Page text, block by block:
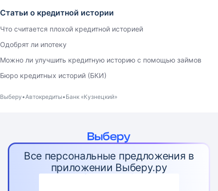
Статьи о кредитной истории
Что считается плохой кредитной историей
Одобрят ли ипотеку
Можно ли улучшить кредитную историю с помощью займов
Бюро кредитных историй (БКИ)
Выберу Автокредиты Банк «Кузнецкий»
Все персональные предложения в
приложении Выберу.ру